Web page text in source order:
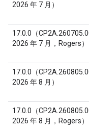
2026 年 7 月）
17.0.0（
2026 年 7 月，Rogers）
17.0.0（
2026 年 8 月）
17.0.0（
2026 年 8 月，Rogers）